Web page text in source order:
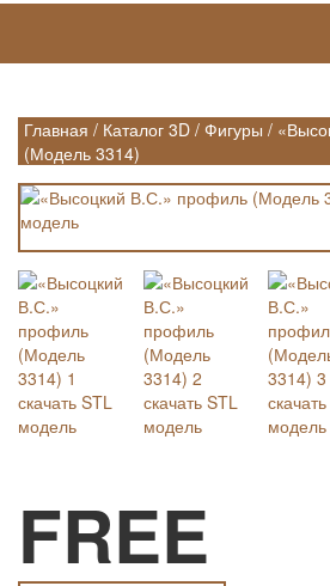
Главная / Каталог 3D / Фигуры /
(Модель 3314)
FREE